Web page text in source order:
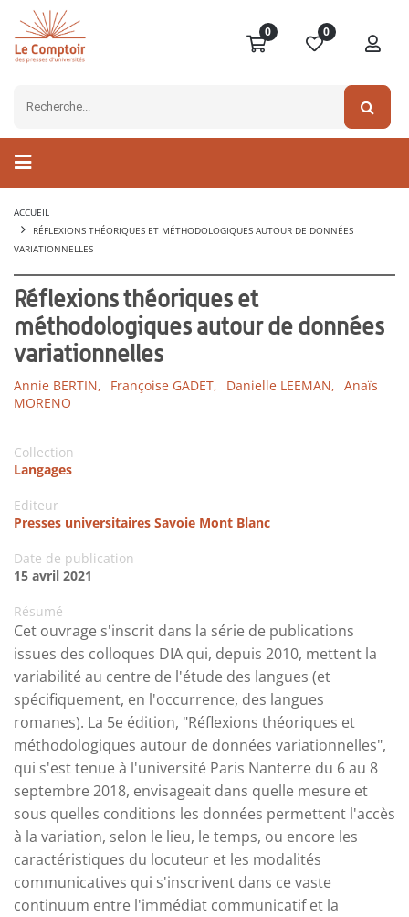
0 0
ACCUEIL
RÉFLEXIONS THÉORIQUES ET MÉTHODOLOGIQUES AUTOUR DE DONNÉES
VARIATIONNELLES
Réflexions théoriques et
méthodologiques autour de données
variationnelles
Annie BERTIN, Françoise GADET, Danielle LEEMAN, Anaïs
MORENO
Collection
Langages
Editeur
Presses universitaires Savoie Mont Blanc
Date de publication
15 avril 2021
Résumé
Cet ouvrage s'inscrit dans la série de publications
issues des colloques DIA qui, depuis 2010, mettent la
variabilité au centre de l'étude des langues (et
spécifiquement, en l'occurrence, des langues
romanes). La 5e édition, "Réflexions théoriques et
méthodologiques autour de données variationnelles",
qui s'est tenue à l'université Paris Nanterre du 6 au 8
septembre 2018, envisageait dans quelle mesure et
sous quelles conditions les données permettent l'accès
à la variation, selon le lieu, le temps, ou encore les
caractéristiques du locuteur et les modalités
communicatives qui s'inscrivent dans ce vaste
continuum entre l'immédiat communicatif et la